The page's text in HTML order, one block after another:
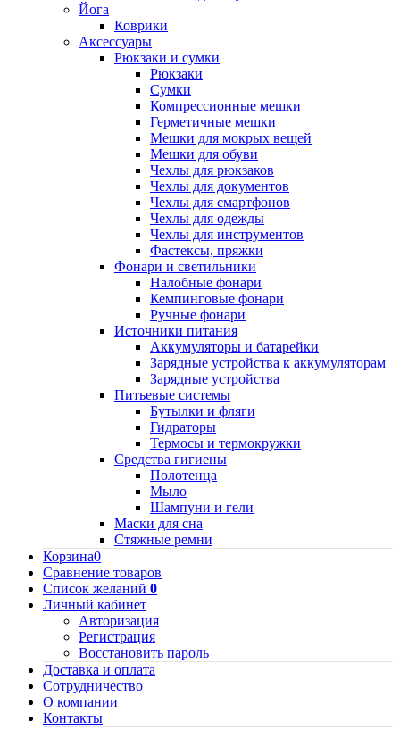
Йога
Коврики
Аксессуары
Рюкзаки и сумки
Рюкзаки
Сумки
Компрессионные мешки
Герметичные мешки
Мешки для мокрых вещей
Мешки для обуви
Чехлы для рюкзаков
Чехлы для документов
Чехлы для смартфонов
Чехлы для одежды
Чехлы для инструментов
Фастексы, пряжки
Фонари и светильники
Налобные фонари
Кемпинговые фонари
Ручные фонари
Источники питания
Аккумуляторы и батарейки
Зарядные устройства к аккумуляторам
Зарядные устройства
Питьевые системы
Бутылки и фляги
Гидраторы
Термосы и термокружки
Средства гигиены
Полотенца
Мыло
Шампуни и гели
Маски для сна
Стяжные ремни
Корзина0
Сравнение товаров
Список желаний 0
Личный кабинет
Авторизация
Регистрация
Восстановить пароль
Доставка и оплата
Сотрудничество
О компании
Контакты